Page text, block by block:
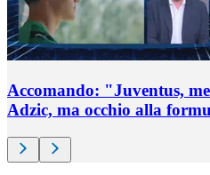
Accomando: "Juventus,
Adzic, ma occhio alla